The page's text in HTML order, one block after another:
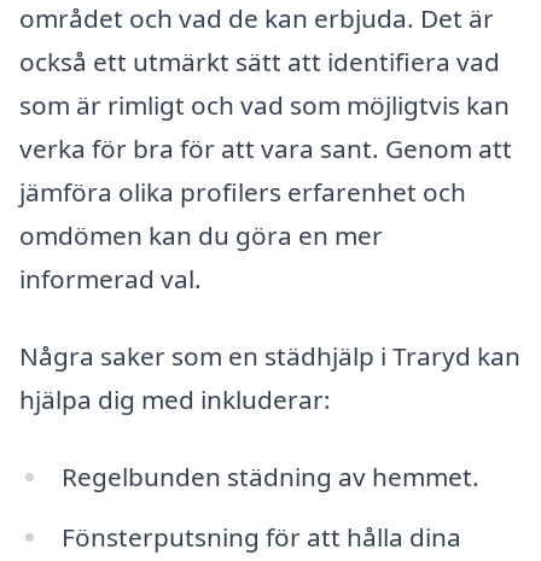
området och vad de kan erbjuda. Det är
också ett utmärkt sätt att identifiera vad
som är rimligt och vad som möjligtvis kan
verka för bra för att vara sant. Genom att
jämföra olika profilers erfarenhet och
omdömen kan du göra en mer
informerad val.
Några saker som en städhjälp i Traryd kan
hjälpa dig med inkluderar:
Regelbunden städning av hemmet.
Fönsterputsning för att hålla dina